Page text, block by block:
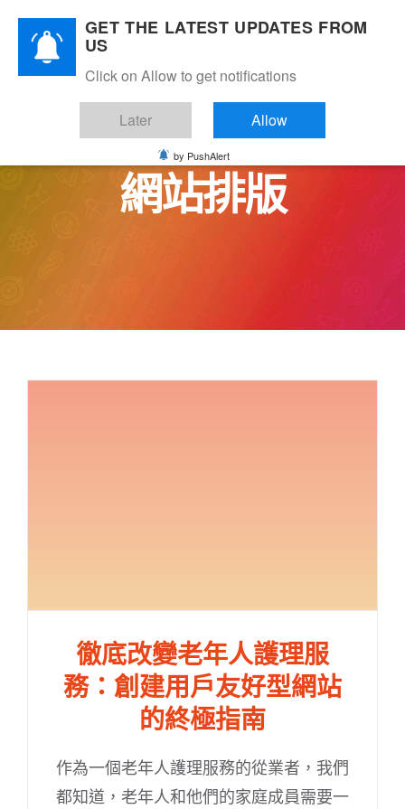
Skip
content
網站排版
徹底改變老年人護理服
務：創建用戶友好型網站
的終極指南
作為一個老年人護理服務的從業者，我們
都知道，老年人和他們的家庭成員需要一
GET THE LATEST UPDATES FROM
US
Click on Allow to get notifications
Later Allow
by PushAlert